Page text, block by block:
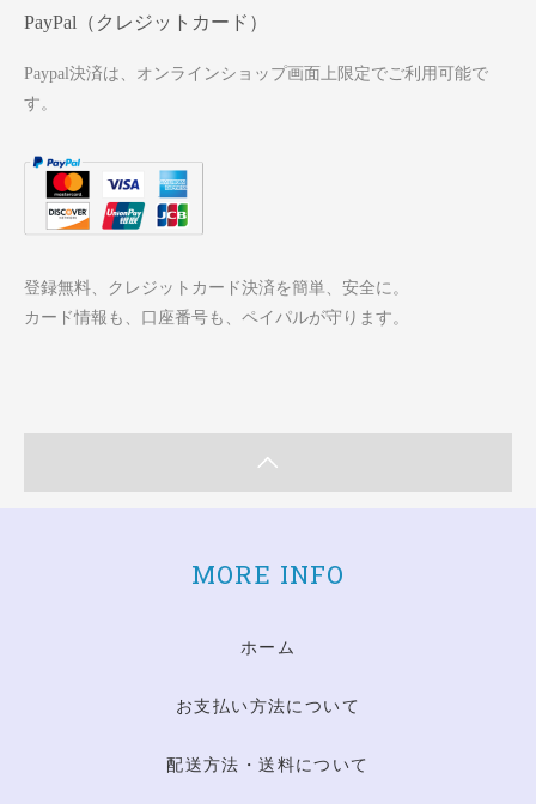
PayPal（クレジットカード）
Paypal決済は、オンラインショップ画面上限定でご利用可能で
す。
登録無料、クレジットカード決済を簡単、安全に。
カード情報も、口座番号も、ペイパルが守ります。
MORE INFO
ホーム
お支払い方法について
配送方法・送料について